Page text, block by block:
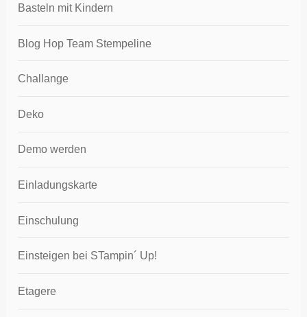
Basteln mit Kindern
Blog Hop Team Stempeline
Challange
Deko
Demo werden
Einladungskarte
Einschulung
Einsteigen bei STampin´ Up!
Etagere